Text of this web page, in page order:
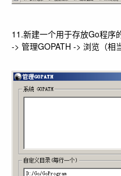
11.新建一个用于存放Go程序
-> 管理GOPATH -> 浏览（相